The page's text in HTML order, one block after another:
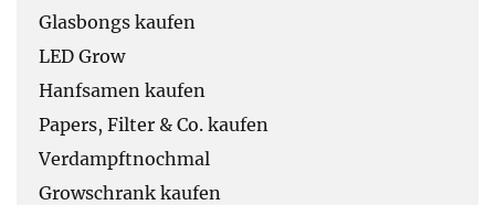
Glasbongs kaufen
LED Grow
Hanfsamen kaufen
Papers, Filter & Co. kaufen
Verdampftnochmal
Growschrank kaufen